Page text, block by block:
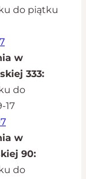
do piątku
w
333:
do
17
w
90:
do